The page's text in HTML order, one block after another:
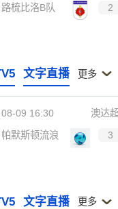
路梳比洛B队
2
文字直播 更多
08-09 16:30
澳达
帕默斯顿流浪
3
文字直播 更多